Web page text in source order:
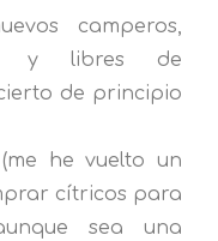
camperos,
y libres de
de principio
he vuelto un
cítricos para
sea una